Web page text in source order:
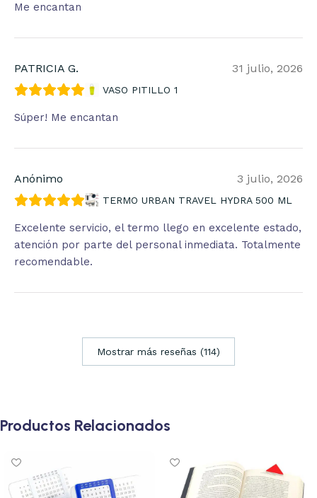
Me encantan
PATRICIA G. 31 julio, 2026
VASO PITILLO 1
Súper! Me encantan
Anónimo 3 julio, 2026
TERMO URBAN TRAVEL HYDRA 500 ML
Excelente servicio, el termo llego en excelente estado,
atención por parte del personal inmediata. Totalmente
recomendable.
Mostrar más reseñas (114)
Productos Relacionados